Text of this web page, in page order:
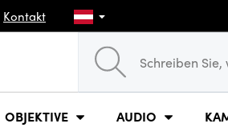
Kontakt
OBJEKTIVE AUDIO